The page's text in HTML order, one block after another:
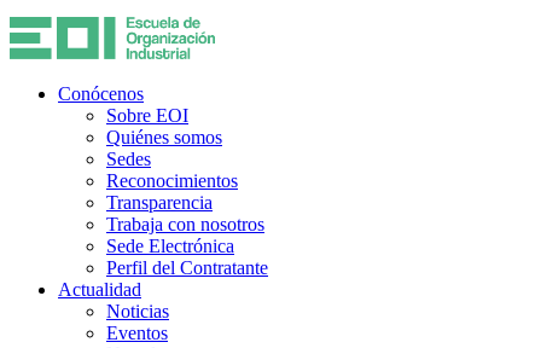
Conócenos
Sobre EOI
Quiénes somos
Sedes
Reconocimientos
Transparencia
Trabaja con nosotros
Sede Electrónica
Perfil del Contratante
Actualidad
Noticias
Eventos